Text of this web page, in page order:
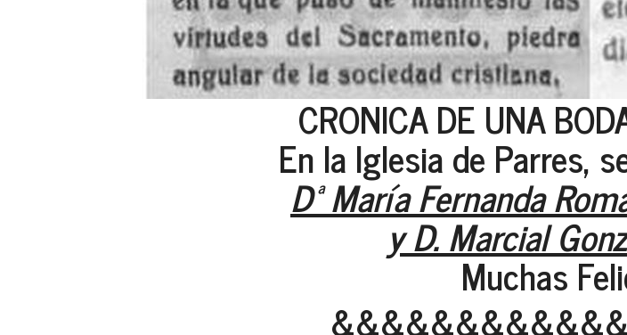
CRONICA DE UNA
En la Iglesia de Parres,
Dª María Fernanda
y D. Marcial
Muchas